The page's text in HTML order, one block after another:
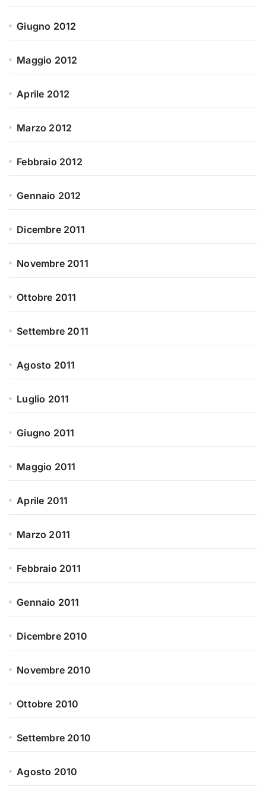
Giugno 2012
Maggio 2012
Aprile 2012
Marzo 2012
Febbraio 2012
Gennaio 2012
Dicembre 2011
Novembre 2011
Ottobre 2011
Settembre 2011
Agosto 2011
Luglio 2011
Giugno 2011
Maggio 2011
Aprile 2011
Marzo 2011
Febbraio 2011
Gennaio 2011
Dicembre 2010
Novembre 2010
Ottobre 2010
Settembre 2010
Agosto 2010